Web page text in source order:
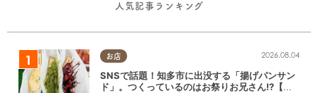
人気記事ランキング
お店 2026.08.04
SNSで話題！知多市に出没する「揚げパンサン
ド」。つくっているのはお祭りお兄さん!?【ち